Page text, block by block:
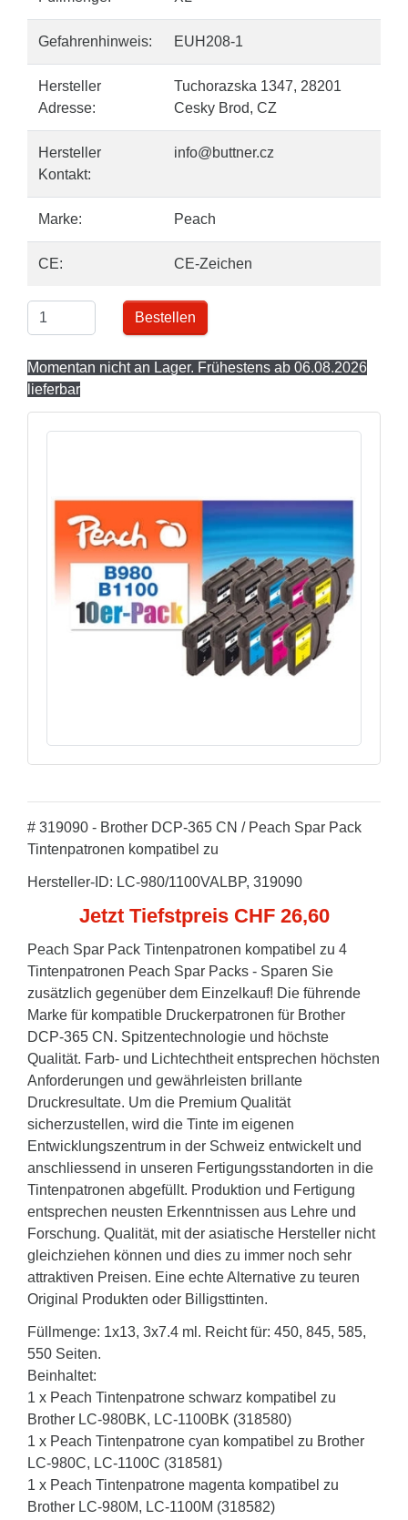
Gefahrenhinweis: EUH208-1
Hersteller
Adresse:
Tuchorazska 1347, 28201
Cesky Brod, CZ
Hersteller
Kontakt:
info@buttner.cz
Marke: Peach
CE: CE-Zeichen
Bestellen
Momentan nicht an Lager. Frühestens ab 06.08.2026
lieferbar
# 319090 - Brother DCP-365 CN / Peach Spar Pack
Tintenpatronen kompatibel zu
Hersteller-ID: LC-980/1100VALBP, 319090
Jetzt Tiefstpreis CHF 26,60
Peach Spar Pack Tintenpatronen kompatibel zu 4
Tintenpatronen Peach Spar Packs - Sparen Sie
zusätzlich gegenüber dem Einzelkauf! Die führende
Marke für kompatible Druckerpatronen für Brother
DCP-365 CN. Spitzentechnologie und höchste
Qualität. Farb- und Lichtechtheit entsprechen höchsten
Anforderungen und gewährleisten brillante
Druckresultate. Um die Premium Qualität
sicherzustellen, wird die Tinte im eigenen
Entwicklungszentrum in der Schweiz entwickelt und
anschliessend in unseren Fertigungsstandorten in die
Tintenpatronen abgefüllt. Produktion und Fertigung
entsprechen neusten Erkenntnissen aus Lehre und
Forschung. Qualität, mit der asiatische Hersteller nicht
gleichziehen können und dies zu immer noch sehr
attraktiven Preisen. Eine echte Alternative zu teuren
Original Produkten oder Billigsttinten.
Füllmenge: 1x13, 3x7.4 ml. Reicht für: 450, 845, 585,
550 Seiten.
Beinhaltet:
1 x Peach Tintenpatrone schwarz kompatibel zu
Brother LC-980BK, LC-1100BK (318580)
1 x Peach Tintenpatrone cyan kompatibel zu Brother
LC-980C, LC-1100C (318581)
1 x Peach Tintenpatrone magenta kompatibel zu
Brother LC-980M, LC-1100M (318582)